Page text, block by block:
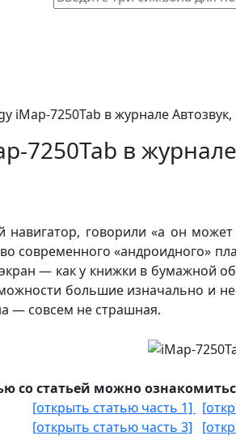
iMap-7250Tab в журнале
7250Tab в
навигатор, говорили «а он
современного «андроидного»
— как у книжки в бумажной
большие изначально и
— совсем не страшная.
со статьей можно
[открыть статью часть 1]
[открыть статью часть 3]